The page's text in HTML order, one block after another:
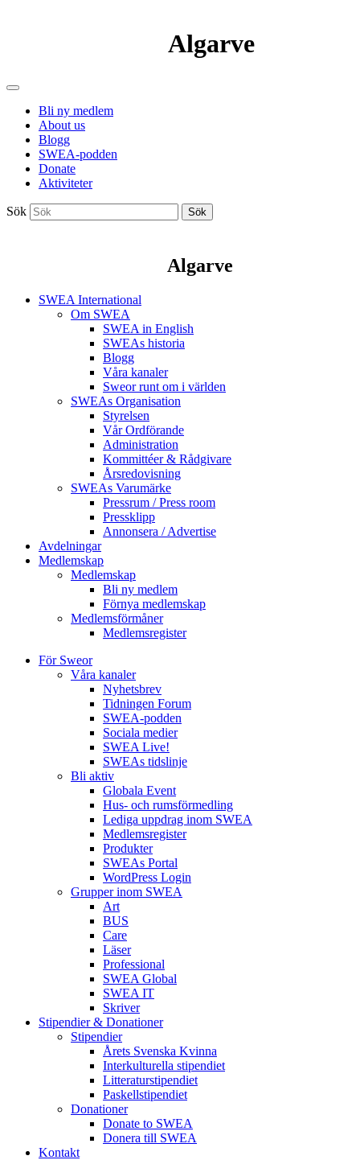
Algarve
Bli ny medlem
About us
Blogg
SWEA-podden
Donate
Aktiviteter
Sök Sök
Algarve
SWEA International
Om SWEA
SWEA in English
SWEAs historia
Blogg
Våra kanaler
Sweor runt om i världen
SWEAs Organisation
Styrelsen
Vår Ordförande
Administration
Kommittéer & Rådgivare
Årsredovisning
SWEAs Varumärke
Pressrum / Press room
Pressklipp
Annonsera / Advertise
Avdelningar
Medlemskap
Medlemskap
Bli ny medlem
Förnya medlemskap
Medlemsförmåner
Medlemsregister
För Sweor
Våra kanaler
Nyhetsbrev
Tidningen Forum
SWEA-podden
Sociala medier
SWEA Live!
SWEAs tidslinje
Bli aktiv
Globala Event
Hus- och rumsförmedling
Lediga uppdrag inom SWEA
Medlemsregister
Produkter
SWEAs Portal
WordPress Login
Grupper inom SWEA
Art
BUS
Care
Läser
Professional
SWEA Global
SWEA IT
Skriver
Stipendier & Donationer
Stipendier
Årets Svenska Kvinna
Interkulturella stipendiet
Litteraturstipendiet
Paskellstipendiet
Donationer
Donate to SWEA
Donera till SWEA
Kontakt